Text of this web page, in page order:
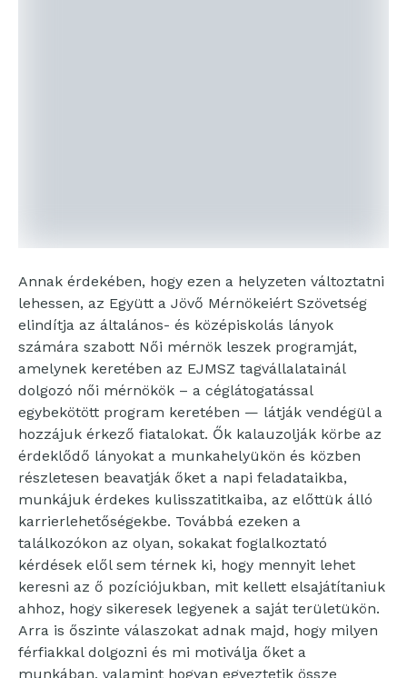
Annak érdekében, hogy ezen a helyzeten változtatni
lehessen, az Együtt a Jövő Mérnökeiért Szövetség
elindítja az általános- és középiskolás lányok
számára szabott Női mérnök leszek programját,
amelynek keretében az EJMSZ tagvállalatainál
dolgozó női mérnökök – a céglátogatással
egybekötött program keretében — látják vendégül a
hozzájuk érkező fiatalokat. Ők kalauzolják körbe az
érdeklődő lányokat a munkahelyükön és közben
részletesen beavatják őket a napi feladataikba,
munkájuk érdekes kulisszatitkaiba, az előttük álló
karrierlehetőségekbe. Továbbá ezeken a
találkozókon az olyan, sokakat foglalkoztató
kérdések elől sem térnek ki, hogy mennyit lehet
keresni az ő pozíciójukban, mit kellett elsajátítaniuk
ahhoz, hogy sikeresek legyenek a saját területükön.
Arra is őszinte válaszokat adnak majd, hogy milyen
férfiakkal dolgozni és mi motiválja őket a
munkában, valamint hogyan egyeztetik össze